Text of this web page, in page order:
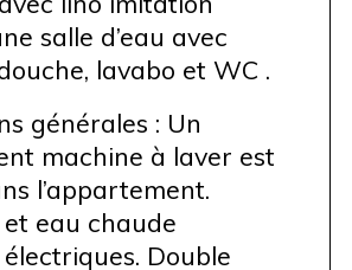
salle d’eau avec
lavabo et WC .
générales : Un
machine à laver est
l’appartement.
eau chaude
Double